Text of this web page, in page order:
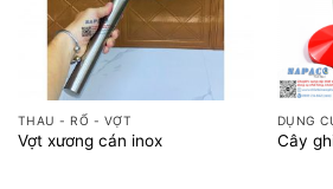
THAU - RỔ - VỢT
Vợt xương cán inox
DỤNG
Cây